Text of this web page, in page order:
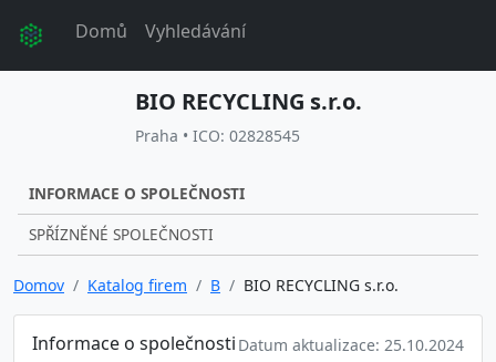
Domů Vyhledávání
BIO RECYCLING s.r.o.
Praha • ICO: 02828545
INFORMACE O SPOLEČNOSTI
SPŘÍZNĚNÉ SPOLEČNOSTI
Domov Katalog firem B BIO RECYCLING s.r.o.
Informace o společnosti Datum aktualizace: 25.10.2024